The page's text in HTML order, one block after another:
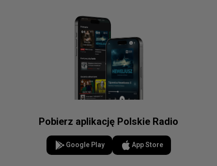
Pobierz aplikację Polskie Radio
Google Play App Store